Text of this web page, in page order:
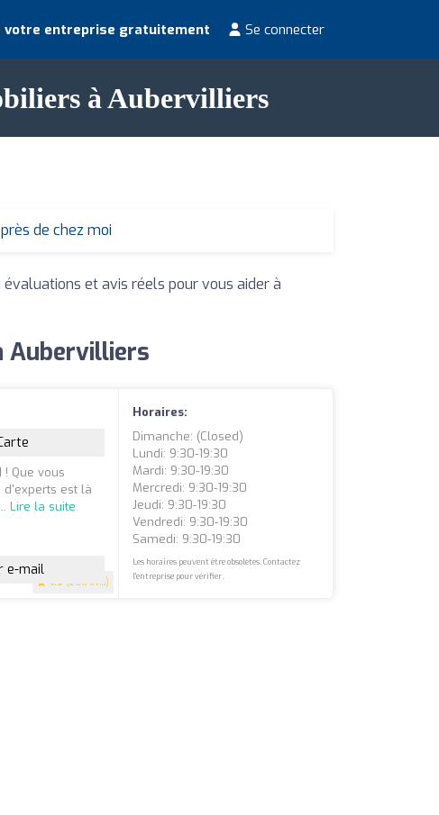
votre entreprise gratuitement Se connecter
à Aubervilliers
de chez moi
et avis réels pour vous aider à
Aubervilliers
4.9 (200 avis)
! Que vous
d'experts est là
Lire la suite
e-mail
Horaires:
Dimanche: (closed)
Lundi: 9:30-19:30
Mardi: 9:30-19:30
Mercredi: 9:30-19:30
Jeudi: 9:30-19:30
Vendredi: 9:30-19:30
Samedi: 9:30-19:30
Les horaires peuvent être obsolètes. Contactez
l'entreprise pour vérifier.